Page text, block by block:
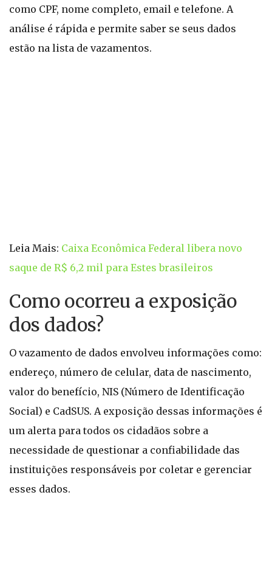
como CPF, nome completo, email e telefone. A
análise é rápida e permite saber se seus dados
estão na lista de vazamentos.
Leia Mais: Caixa Econômica Federal libera novo
saque de R$ 6,2 mil para Estes brasileiros
Como ocorreu a exposição
dos dados?
O vazamento de dados envolveu informações como:
endereço, número de celular, data de nascimento,
valor do benefício, NIS (Número de Identificação
Social) e CadSUS. A exposição dessas informações é
um alerta para todos os cidadãos sobre a
necessidade de questionar a confiabilidade das
instituições responsáveis por coletar e gerenciar
esses dados.